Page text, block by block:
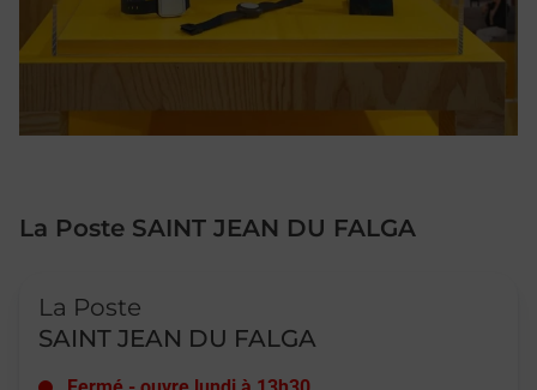
La Poste SAINT JEAN DU FALGA
La Poste
SAINT JEAN DU FALGA